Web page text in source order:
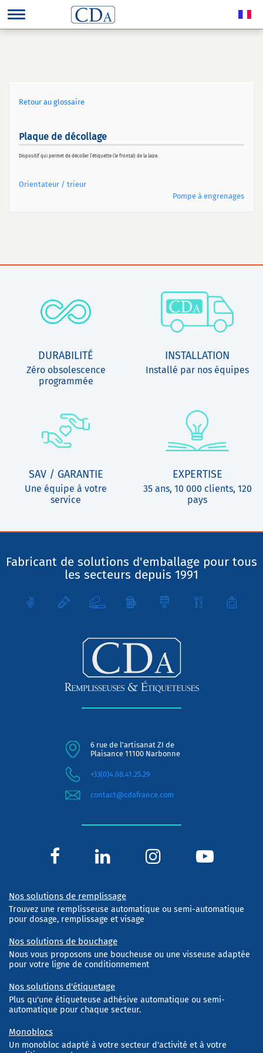
Retour au glossaire
Plaque de décollage
Dispositif qui permet de décoller l’étiquette (le frontal) de la laize.
Orientateur / trieur
Pompe à engrenages
DURABILITÉ
Zéro obsolescence
programmée
INSTALLATION
Installé par nos équipes
SAV / GARANTIE
Une équipe à votre
service
EXPERTISE
35 ans, 10 000 clients, 120
pays
Fabricant de solutions d'emballage pour tous
les secteurs depuis 1991
6 rue de l'artisanat ZI de
Plaisance 11100 Narbonne
+33(0)4.68.41.25.29
contact@cdafrance.com
Nos solutions de remplissage
Trouvez une remplisseuse automatique ou semi-automatique
pour dosage, remplissage et visage
Nos solutions de bouchage
Nous vous proposons une boucheuse ou une visseuse adaptée
pour votre ligne de conditionnement
Nos solutions d'étiquetage
Plus qu'une étiqueteuse adhésive automatique ou semi-
automatique pour chaque secteur.
Monoblocs
Un monobloc adapté à votre secteur d'activité et à votre